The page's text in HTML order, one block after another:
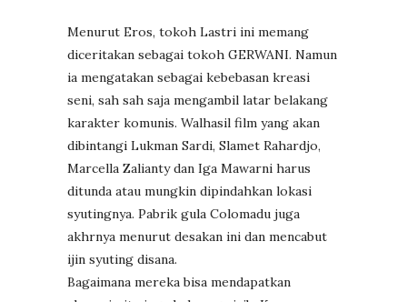
Menurut Eros, tokoh Lastri ini memang
diceritakan sebagai tokoh GERWANI. Namun
ia mengatakan sebagai kebebasan kreasi
seni, sah sah saja mengambil latar belakang
karakter komunis. Walhasil film yang akan
dibintangi Lukman Sardi, Slamet Rahardjo,
Marcella Zalianty dan Iga Mawarni harus
ditunda atau mungkin dipindahkan lokasi
syutingnya. Pabrik gula Colomadu juga
akhrnya menurut desakan ini dan mencabut
ijin syuting disana.
Bagaimana mereka bisa mendapatkan